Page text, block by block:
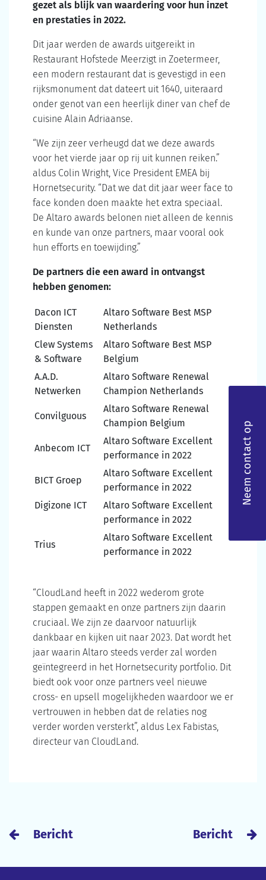
Neem contact op
gezet als blijk van waardering voor hun inzet
en prestaties in 2022.
Dit jaar werden de awards uitgereikt in
Restaurant Hofstede Meerzigt in Zoetermeer,
een modern restaurant dat is gevestigd in een
rijksmonument dat dateert uit 1640, uiteraard
onder genot van een heerlijk diner van chef de
cuisine Alain Adriaanse.
“We zijn zeer verheugd dat we deze awards
voor het vierde jaar op rij uit kunnen reiken.”
aldus Colin Wright, Vice President EMEA bij
Hornetsecurity. “Dat we dat dit jaar weer face to
face konden doen maakte het extra speciaal.
De Altaro awards belonen niet alleen de kennis
en kunde van onze partners, maar vooral ook
hun efforts en toewijding.”
De partners die een award in ontvangst
hebben genomen:
Dacon ICT
Diensten
Altaro Software Best MSP
Netherlands
Clew Systems
& Software
Altaro Software Best MSP
Belgium
A.A.D.
Netwerken
Altaro Software Renewal
Champion Netherlands
Convilguous
Altaro Software Renewal
Champion Belgium
Anbecom ICT
Altaro Software Excellent
performance in 2022
BICT Groep
Altaro Software Excellent
performance in 2022
Digizone ICT
Altaro Software Excellent
performance in 2022
Trius
Altaro Software Excellent
performance in 2022
“CloudLand heeft in 2022 wederom grote
stappen gemaakt en onze partners zijn daarin
cruciaal. We zijn ze daarvoor natuurlijk
dankbaar en kijken uit naar 2023. Dat wordt het
jaar waarin Altaro steeds verder zal worden
geïntegreerd in het Hornetsecurity portfolio. Dit
biedt ook voor onze partners veel nieuwe
cross- en upsell mogelijkheden waardoor we er
vertrouwen in hebben dat de relaties nog
verder worden versterkt”, aldus Lex Fabistas,
directeur van CloudLand.
Bericht Bericht